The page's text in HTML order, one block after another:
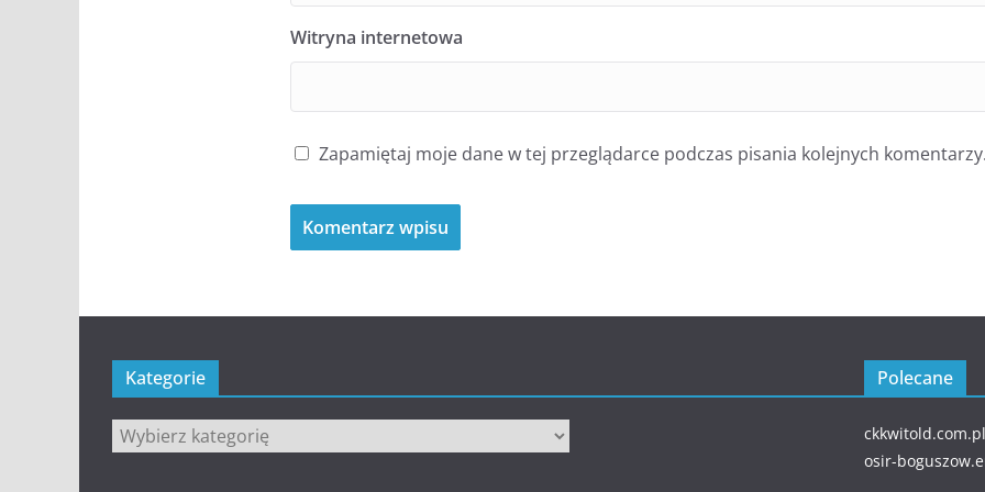
Witryna internetowa
Zapamiętaj moje dane w tej przeglądarce podczas pisania kolejnych komentarzy.
Kategorie
Kategorie
Polecane
ckkwitold.com.pl
osir-